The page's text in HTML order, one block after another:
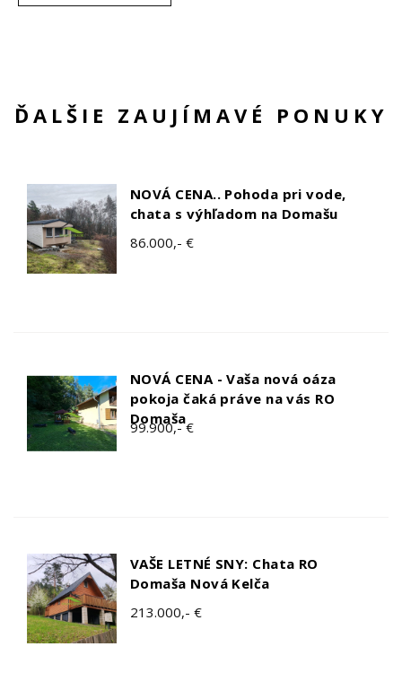
ĎALŠIE ZAUJÍMAVÉ PONUKY
NOVÁ CENA.. Pohoda pri vode,
chata s výhľadom na Domašu
86.000,- €
NOVÁ CENA - Vaša nová oáza
pokoja čaká práve na vás RO
Domaša
99.900,- €
VAŠE LETNÉ SNY: Chata RO
Domaša Nová Kelča
213.000,- €